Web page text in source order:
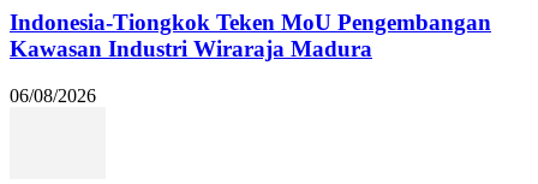
Indonesia-Tiongkok Teken MoU Pengembangan
Kawasan Industri Wiraraja Madura
06/08/2026